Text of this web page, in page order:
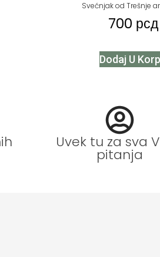
Svećnjak od Trešnje
700 рсд
Dodaj U
Uvek tu za sva
pitanja